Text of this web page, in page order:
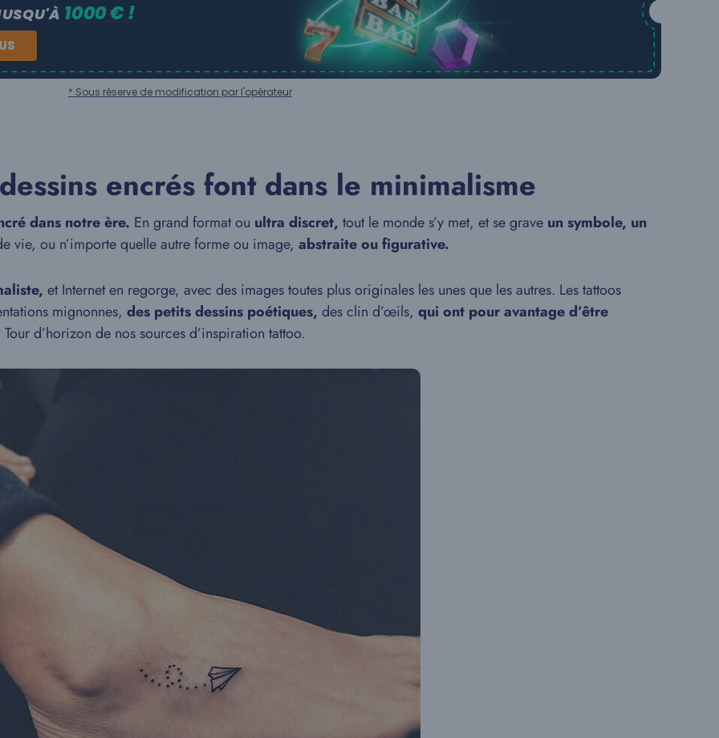
1000 € !
* Sous réserve de modification par l'opérateur
encrés font dans le minimalisme
dans notre ère. En grand format ou ultra discret, tout le monde s’y met, et se grave un symbole, un
vie, ou n’importe quelle autre forme ou image, abstraite ou figurative.
et Internet en regorge, avec des images toutes plus originales les unes que les autres. Les tattoos
mignonnes, des petits dessins poétiques, des clin d’œils, qui ont pour avantage d’être
Tour d’horizon de nos sources d’inspiration tattoo.